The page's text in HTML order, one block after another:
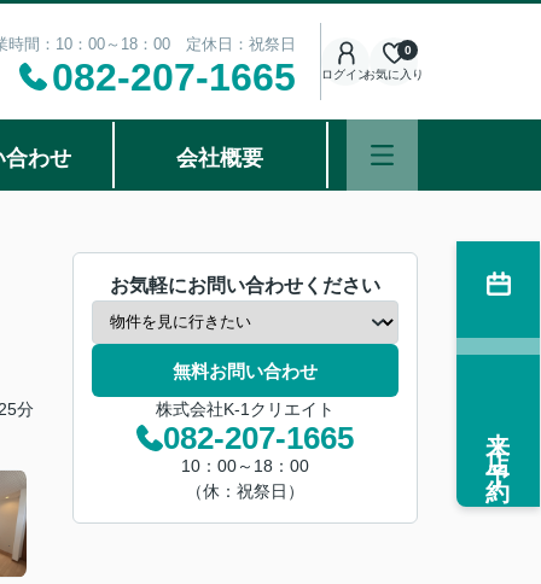
時間：10：00～18：00 定休日：祝祭日
082-207-1665 ログインお気に入り
0
合わせ 会社概要
分
お気軽にお問い合わせください
無料お問い合わせ
株式会社K-1クリエイト
082-207-1665
10：00～18：00
（休：祝祭日）
来店予約